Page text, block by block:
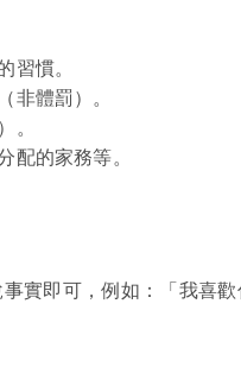
習慣。
非體罰）。
。
配的家務等。
實即可，例如：「我喜